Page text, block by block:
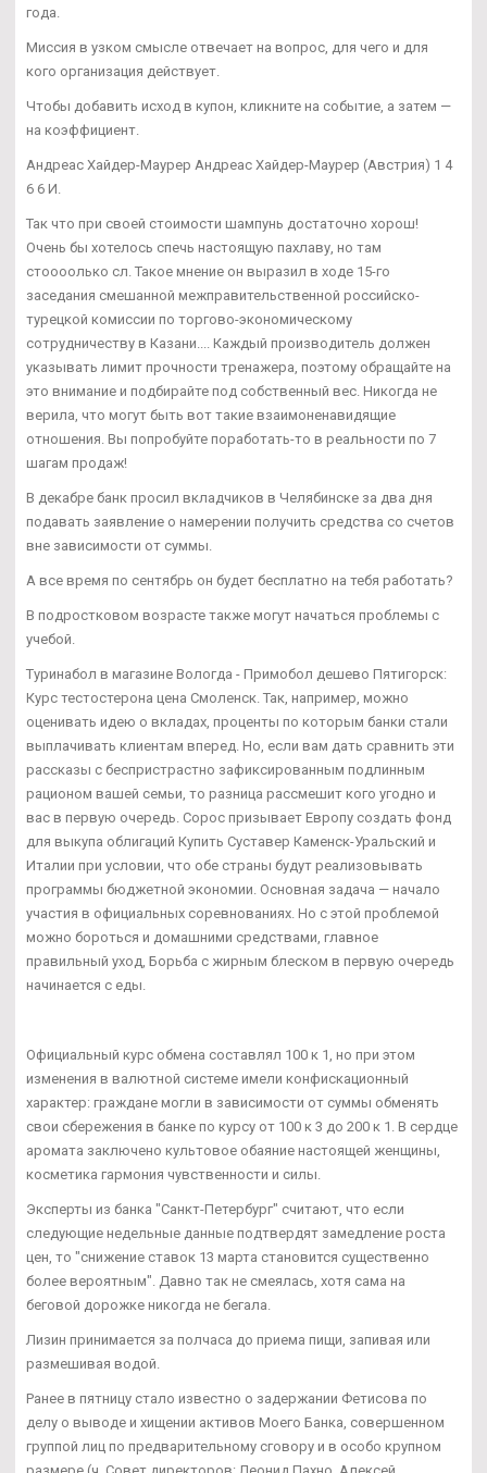
года.
Миссия в узком смысле отвечает на вопрос, для чего и для
кого организация действует.
Чтобы добавить исход в купон, кликните на событие, а затем —
на коэффициент.
Андреас Хайдер-Маурер Андреас Хайдер-Маурер (Австрия) 1 4
6 6 И.
Так что при своей стоимости шампунь достаточно хорош!
Очень бы хотелось спечь настоящую пахлаву, но там
стоооолько сл. Такое мнение он выразил в ходе 15-го
заседания смешанной межправительственной российско-
турецкой комиссии по торгово-экономическому
сотрудничеству в Казани.... Каждый производитель должен
указывать лимит прочности тренажера, поэтому обращайте на
это внимание и подбирайте под собственный вес. Никогда не
верила, что могут быть вот такие взаимоненавидящие
отношения. Вы попробуйте поработать-то в реальности по 7
шагам продаж!
В декабре банк просил вкладчиков в Челябинске за два дня
подавать заявление о намерении получить средства со счетов
вне зависимости от суммы.
А все время по сентябрь он будет бесплатно на тебя работать?
В подростковом возрасте также могут начаться проблемы с
учебой.
Туринабол в магазине Вологда - Примобол дешево Пятигорск:
Курс тестостерона цена Смоленск. Так, например, можно
оценивать идею о вкладах, проценты по которым банки стали
выплачивать клиентам вперед. Но, если вам дать сравнить эти
рассказы с беспристрастно зафиксированным подлинным
рационом вашей семьи, то разница рассмешит кого угодно и
вас в первую очередь. Сорос призывает Европу создать фонд
для выкупа облигаций Купить Суставер Каменск-Уральский и
Италии при условии, что обе страны будут реализовывать
программы бюджетной экономии. Основная задача — начало
участия в официальных соревнованиях. Но с этой проблемой
можно бороться и домашними средствами, главное
правильный уход, Борьба с жирным блеском в первую очередь
начинается с еды.
Официальный курс обмена составлял 100 к 1, но при этом
изменения в валютной системе имели конфискационный
характер: граждане могли в зависимости от суммы обменять
свои сбережения в банке по курсу от 100 к 3 до 200 к 1. В сердце
аромата заключено культовое обаяние настоящей женщины,
косметика гармония чувственности и силы.
Эксперты из банка "Санкт-Петербург" считают, что если
следующие недельные данные подтвердят замедление роста
цен, то "снижение ставок 13 марта становится существенно
более вероятным". Давно так не смеялась, хотя сама на
беговой дорожке никогда не бегала.
Лизин принимается за полчаса до приема пищи, запивая или
размешивая водой.
Ранее в пятницу стало известно о задержании Фетисова по
делу о выводе и хищении активов Моего Банка, совершенном
группой лиц по предварительному сговору и в особо крупном